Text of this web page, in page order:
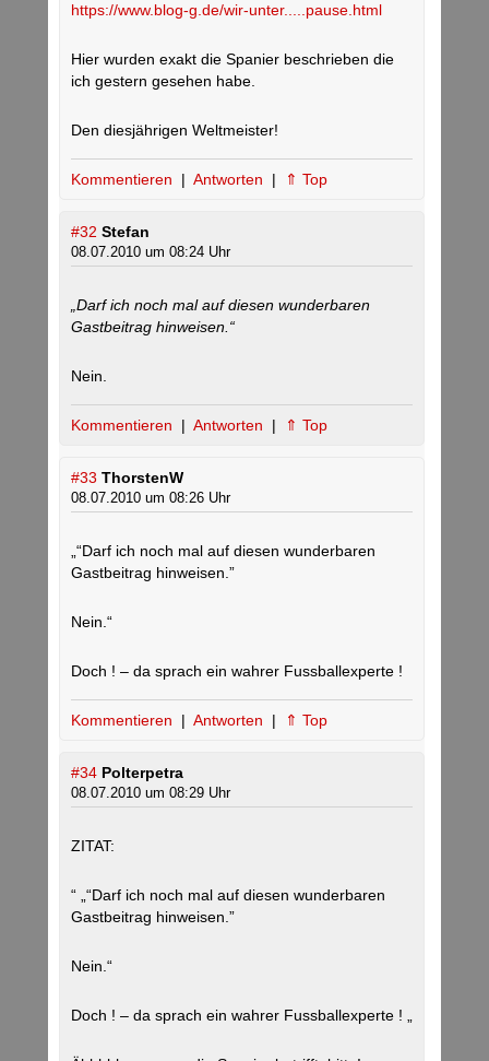
https://www.blog-g.de/wir-unter.....pause.html
Hier wurden exakt die Spanier beschrieben die
ich gestern gesehen habe.
Den diesjährigen Weltmeister!
Kommentieren | Antworten | ⇑ Top
#32 Stefan
08.07.2010 um 08:24 Uhr
„Darf ich noch mal auf diesen wunderbaren
Gastbeitrag hinweisen.“
Nein.
Kommentieren | Antworten | ⇑ Top
#33 ThorstenW
08.07.2010 um 08:26 Uhr
„“Darf ich noch mal auf diesen wunderbaren
Gastbeitrag hinweisen.”
Nein.“
Doch ! – da sprach ein wahrer Fussballexperte !
Kommentieren | Antworten | ⇑ Top
#34 Polterpetra
08.07.2010 um 08:29 Uhr
ZITAT:
“ „“Darf ich noch mal auf diesen wunderbaren
Gastbeitrag hinweisen.”
Nein.“
Doch ! – da sprach ein wahrer Fussballexperte ! „